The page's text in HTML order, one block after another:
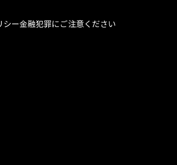
シー金融犯罪にご注意ください